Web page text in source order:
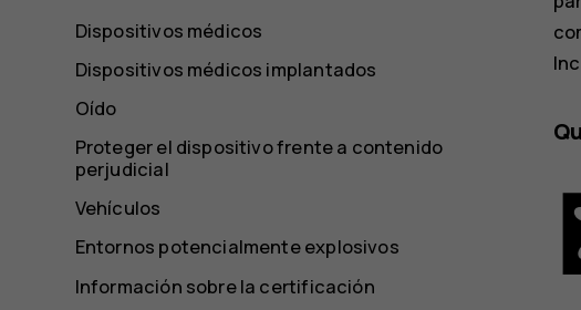
Dispositivos médicos
Dispositivos médicos implantados
Oído
Proteger el dispositivo frente a contenido
perjudicial
Vehículos
Entornos potencialmente explosivos
Información sobre la certificación